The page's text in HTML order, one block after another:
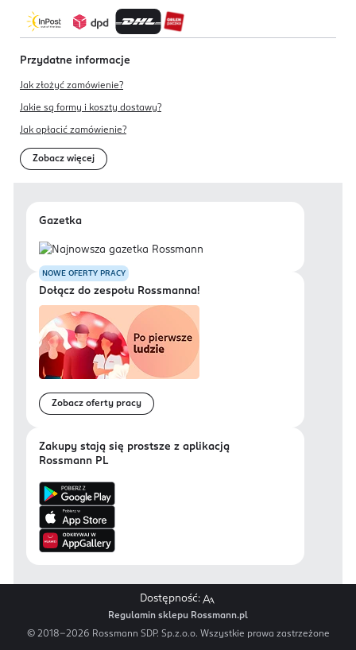
Przydatne informacje
Jak złożyć zamówienie?
Jakie są formy i koszty dostawy?
Jak opłacić zamówienie?
Zobacz więcej
Gazetka
NOWE OFERTY PRACY
Dołącz do zespołu Rossmanna!
Zobacz oferty pracy
Zakupy stają się prostsze z aplikacją
Rossmann PL
Dostępność:
Regulamin sklepu Rossmann.pl
© 2018-2026 Rossmann SDP. Sp.z.o.o. Wszystkie prawa zastrzeżone